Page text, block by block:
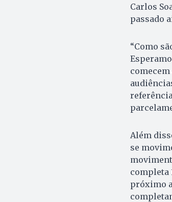
Carlos
passado
“Como
Além
se
completa
próximo